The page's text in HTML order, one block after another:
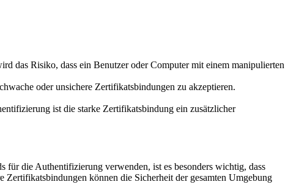
das Risiko, dass ein Benutzer oder Computer mit einem manipulierten
oder unsichere Zertifikatsbindungen zu akzeptieren.
ist die starke Zertifikatsbindung ein zusätzlicher
für die Authentifizierung verwenden, ist es besonders wichtig, dass
können die Sicherheit der gesamten Umgebung